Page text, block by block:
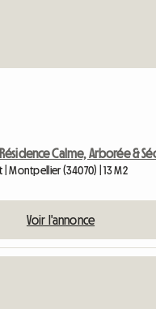
Calme, Arborée &
Montpellier (34070) | 13 M2
Voir l'annonce